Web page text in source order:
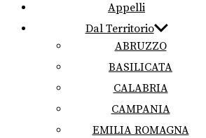
Appelli
Dal Territorio
ABRUZZO
BASILICATA
CALABRIA
CAMPANIA
EMILIA ROMAGNA